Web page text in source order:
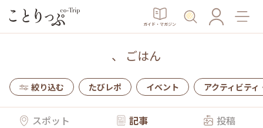
ガイド・マガジン
、 ごはん
絞り込む たびレポ イベント アクティビティ
スポット 記事 投稿